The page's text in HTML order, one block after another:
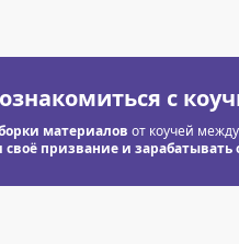
с
материалов от коучей
призвание и зарабатывать